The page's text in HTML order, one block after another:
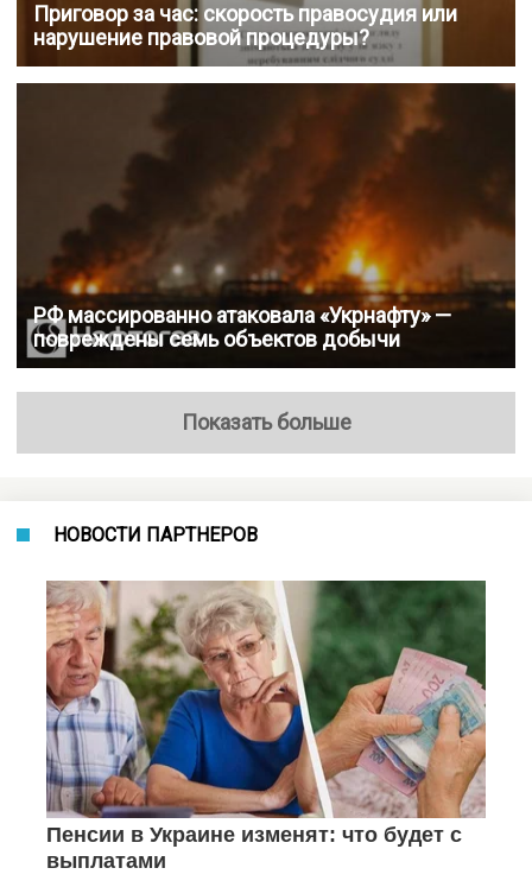
Приговор за час: скорость правосудия или
нарушение правовой процедуры?
РФ массированно атаковала «Укрнафту» —
повреждены семь объектов добычи
Показать больше
НОВОСТИ ПАРТНЕРОВ